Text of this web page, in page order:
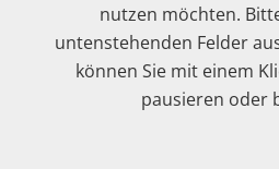
nutzen möchten.
untenstehenden Felder
können Sie mit einem
pausieren oder